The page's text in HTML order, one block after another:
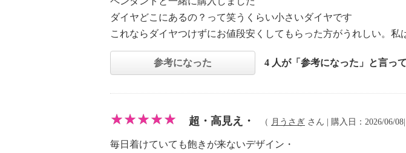
ダイヤどこにあるの？って笑うくらい小さいダイヤです
これならダイヤつけずにお値段安くしてもらった方がうれしい。私
参考になった 4 人が「参考になった」と言っ
超・高見え・ （ 月うさぎ さん | 購入日：2026/06/
毎日着けていても飽きが来ないデザイン・